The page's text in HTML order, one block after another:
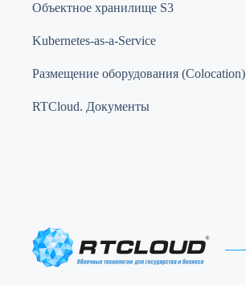
Объектное хранилище S3
Kubernetes-as-a-Service
Размещение оборудования (Colocation)
RTCloud. Документы